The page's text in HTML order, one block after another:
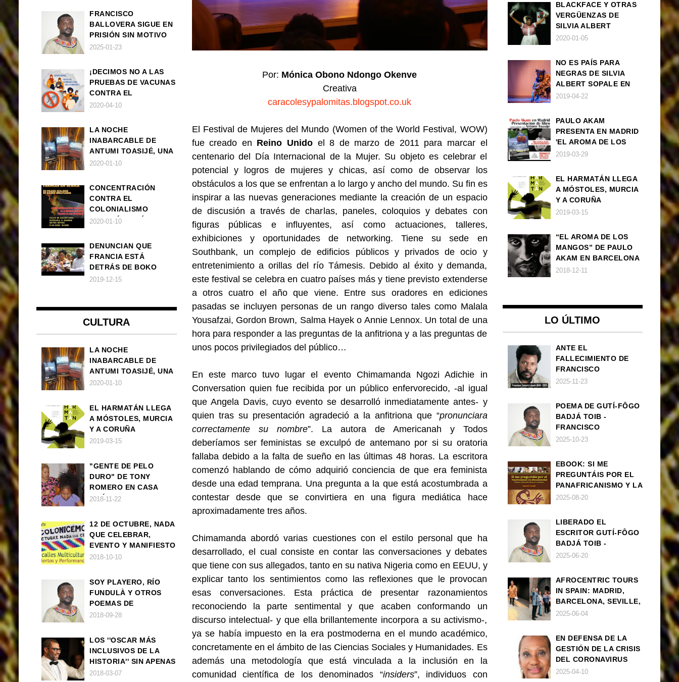
Por: Mónica Obono Ndongo Okenve
Creativa
caracolesypalomitas.blogspot.co.uk
El Festival de Mujeres del Mundo (Women of the World Festival, WOW)
fue creado en Reino Unidoel 8 de marzo de 2011 para marcar el
centenario del Día Internacional de la Mujer. Su objeto es celebrar el
potencial y logros de mujeres y chicas, así como de observar los
obstáculos a los que se enfrentan a lo largo y ancho del mundo. Su fin es
inspirar a las nuevas generaciones mediante la creación de un espacio
de discusión a través de charlas, paneles, coloquios y debates con
figuras públicas e influyentes, así como actuaciones, talleres,
exhibiciones y oportunidades de networking. Tiene su sede en
Southbank, un complejo de edificios públicos y privados de ocio y
entretenimiento a orillas del río Támesis. Debido al éxito y demanda,
este festival se celebra en cuatro países más y tiene previsto extenderse
a otros cuatro el año que viene. Entre sus oradores en ediciones
pasadas se incluyen personas de un rango diverso tales como Malala
Yousafzai, Gordon Brown, Salma Hayek o Annie Lennox. Un total de una
hora para responder a las preguntas de la anfitriona y a las preguntas de
unos pocos privilegiados del público…
En este marco tuvo lugar el evento Chimamanda Ngozi Adichie in
Conversation quien fue recibida por un público enfervorecido, -al igual
que Angela Davis, cuyo evento se desarrolló inmediatamente antes- y
quien tras su presentación agradeció a la anfitriona que “pronunciara
correctamente su nombre”. La autora de Americanah y Todos
deberíamos ser feministas se exculpó de antemano por si su oratoria
fallaba debido a la falta de sueño en las últimas 48 horas. La escritora
comenzó hablando de cómo adquirió conciencia de que era feminista
desde una edad temprana. Una pregunta a la que está acostumbrada a
contestar desde que se convirtiera en una figura mediática hace
aproximadamente tres años.
Chimamanda abordó varias cuestiones con el estilo personal que ha
desarrollado, el cual consiste en contar las conversaciones y debates
que tiene con sus allegados, tanto en su nativa Nigeria como en EEUU, y
explicar tanto los sentimientos como las reflexiones que le provocan
esas conversaciones. Esta práctica de presentar razonamientos
reconociendo la parte sentimental y que acaben conformando un
discurso intelectual- y que ella brillantemente incorpora a su activismo-,
ya se había impuesto en la era postmoderna en el mundo académico,
concretamente en el ámbito de las Ciencias Sociales y Humanidades. Es
además una metodología que está vinculada a la inclusión en la
comunidad científica de los denominados “insiders”, individuos con
FRANCISCO
BALLOVERA SIGUE EN
PRISIÓN SIN MOTIVO
ALGUNO
2025-01-23
¡DECIMOS NO A LAS
PRUEBAS DE VACUNAS
CONTRA EL
CORONAVIRUS EN
2020-04-10
LA NOCHE
INABARCABLE DE
ANTUMI TOASIJÉ, UNA
NOVELA
2020-01-10
CONCENTRACIÓN
CONTRA EL
COLONIALISMO
FRANCÉS EN ÁFRICA
2020-01-10
DENUNCIAN QUE
FRANCIA ESTÁ
DETRÁS DE BOKO
HARAM
2019-12-15
CULTURA
LA NOCHE
INABARCABLE DE
ANTUMI TOASIJÉ, UNA
NOVELA
2020-01-10
EL HARMATÁN LLEGA
A MÓSTOLES, MURCIA
Y A CORUÑA
2019-03-15
"GENTE DE PELO
DURO" DE TONY
ROMERO EN CASA
AMÉRICA
2018-11-22
12 DE OCTUBRE, NADA
QUE CELEBRAR,
EVENTO Y MANIFIESTO
2018-10-10
SOY PLAYERO, RÍO
FUNDULÀ Y OTROS
POEMAS DE
FRANCISCO
2018-09-28
LOS ''OSCAR MÁS
INCLUSIVOS DE LA
HISTORIA'' SIN APENAS
TRIUNFOS AFRO
2018-03-07
BLACKFACE Y OTRAS
VERGÜENZAS DE
SILVIA ALBERT
SOPALE EN MADRID
2020-01-05
NO ES PAÍS PARA
NEGRAS DE SILVIA
ALBERT SOPALE EN
BARCELONA
2019-04-22
PAULO AKAM
PRESENTA EN MADRID
'EL AROMA DE LOS
MANGOS', UNA
AFRODESCENDENCIA
2019-03-29
EL HARMATÁN LLEGA
A MÓSTOLES, MURCIA
Y A CORUÑA
2019-03-15
“EL AROMA DE LOS
MANGOS” DE PAULO
AKAM EN BARCELONA
2018-12-11
LO ÚLTIMO
ANTE EL
FALLECIMIENTO DE
FRANCISCO
ZAMORA LOBOCH
2025-11-23
POEMA DE GUTÍ-FÔGO
BADJÁ TOIB -
FRANCISCO
BALLOVERA ESTRADA:
2025-10-23
EBOOK: SI ME
PREGUNTÁIS POR EL
PANAFRICANISMO Y LA
AFROCENTRICIDAD
2025-08-20
LIBERADO EL
ESCRITOR GUTÍ-FÔGO
BADJÁ TOIB -
FRANCISCO
2025-06-20
AFROCENTRIC TOURS
IN SPAIN: MADRID,
BARCELONA, SEVILLE,
IBIZA
2025-06-04
EN DEFENSA DE LA
GESTIÓN DE LA CRISIS
DEL CORONAVIRUS
POR PARTE DEL
2025-04-10